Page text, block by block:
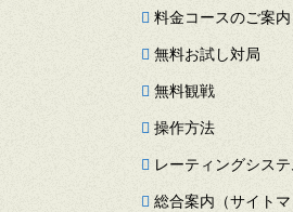
料金コースのご案内
無料お試し対局
無料観戦
操作方法
レーティングシス
総合案内（サイトマ